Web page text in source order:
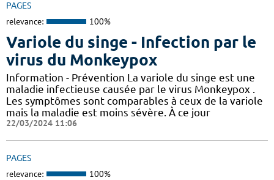
PAGES
relevance: 100%
Variole du singe - Infection par le
virus du Monkeypox
Information - Prévention La variole du singe est une
maladie infectieuse causée par le virus Monkeypox .
Les symptômes sont comparables à ceux de la variole
mais la maladie est moins sévère. À ce jour
22/03/2024 11:06
PAGES
relevance: 100%